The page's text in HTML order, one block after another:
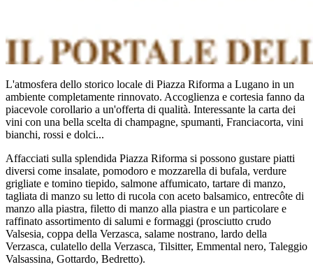
L'atmosfera dello storico locale di Piazza Riforma a Lugano in un
ambiente completamente rinnovato. Accoglienza e cortesia fanno da
piacevole corollario a un'offerta di qualità. Interessante la carta dei
vini con una bella scelta di champagne, spumanti, Franciacorta, vini
bianchi, rossi e dolci...
Affacciati sulla splendida Piazza Riforma si possono gustare piatti
diversi come insalate, pomodoro e mozzarella di bufala, verdure
grigliate e tomino tiepido, salmone affumicato, tartare di manzo,
tagliata di manzo su letto di rucola con aceto balsamico, entrecôte di
manzo alla piastra, filetto di manzo alla piastra e un particolare e
raffinato assortimento di salumi e formaggi (prosciutto crudo
Valsesia, coppa della Verzasca, salame nostrano, lardo della
Verzasca, culatello della Verzasca, Tilsitter, Emmental nero, Taleggio
Valsassina, Gottardo, Bedretto).